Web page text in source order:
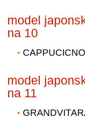
model
na 10
CAPPUCICNO
model
na 11